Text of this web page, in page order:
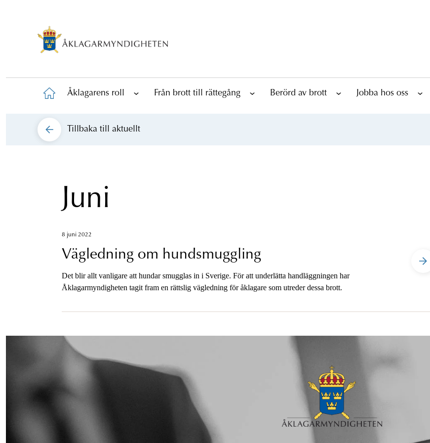
Åklagarens roll Från brott till rättegång Berörd av brott Jobba hos oss
Tillbaka till aktuellt
Juni
8 juni 2022
Vägledning om hundsmuggling
Det blir allt vanligare att hundar smugglas in i Sverige. För att underlätta handläggningen har
Åklagarmyndigheten tagit fram en rättslig vägledning för åklagare som utreder dessa brott.